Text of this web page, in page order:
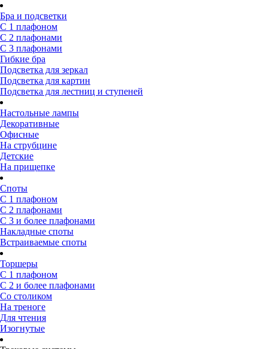
Бра и подсветки
С 1 плафоном
С 2 плафонами
С 3 плафонами
Гибкие бра
Подсветка для зеркал
Подсветка для картин
Подсветка для лестниц и ступеней
Настольные лампы
Декоративные
Офисные
На струбцине
Детские
На прищепке
Споты
С 1 плафоном
С 2 плафонами
С 3 и более плафонами
Накладные споты
Встраиваемые споты
Торшеры
С 1 плафоном
С 2 и более плафонами
Со столиком
На треноге
Для чтения
Изогнутые